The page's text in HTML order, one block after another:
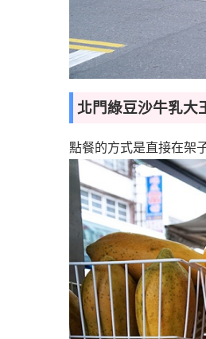
北門綠豆沙牛乳大
點餐的方式是直接在架